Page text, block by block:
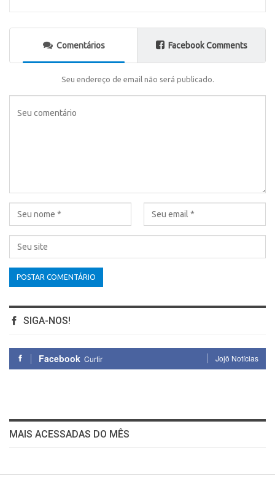
Comentários Facebook Comments
Seu endereço de email não será publicado.
SIGA-NOS!
Facebook Curtir Jojô Notícias
MAIS ACESSADAS DO MÊS